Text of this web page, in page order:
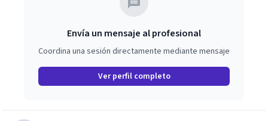
Envía un mensaje al profesional
Coordina una sesión directamente mediante mensaje
Ver perfil completo